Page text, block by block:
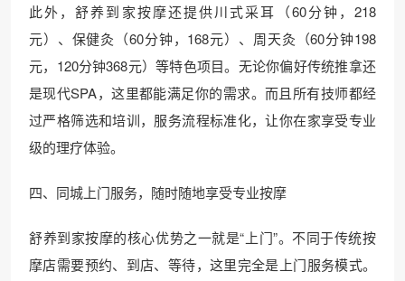
此外，舒养到家按摩还提供川式采耳（60分钟，218
元）、保健灸（60分钟，168元）、周天灸（60分钟198
元，120分钟368元）等特色项目。无论你偏好传统推拿还
是现代SPA，这里都能满足你的需求。而且所有技师都经
过严格筛选和培训，服务流程标准化，让你在家享受专业
级的理疗体验。
四、同城上门服务，随时随地享受专业按摩
舒养到家按摩的核心优势之一就是“上门”。不同于传统按
摩店需要预约、到店、等待，这里完全是上门服务模式。